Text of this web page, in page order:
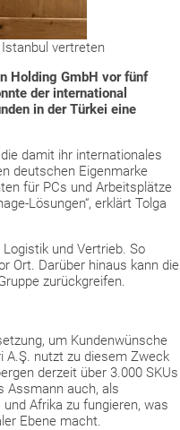
vertreten
Holding GmbH vor fünf
der international
in der Türkei eine
damit ihr internationales
deutschen Eigenmarke
für PCs und Arbeitsplätze
Lösungen“, erklärt Tolga
und Vertrieb. So
Ort. Darüber hinaus kann die
zurückgreifen.
um Kundenwünsche
A.Ş. nutzt zu diesem Zweck
derzeit über 3.000 SKUs
Assmann auch, als
Afrika zu fungieren, was
Ebene macht.